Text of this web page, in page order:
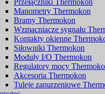
Przełączniki Thermokon
Manometry Thermokon
Bramy Thermokon
Wzmacniacze sygnału
Kontakty okienne
Siłowniki Thermokon
Moduły I/O Thermokon
Regulatory mocy
Akcesoria Thermokon
Tuleje zanurzeniowe